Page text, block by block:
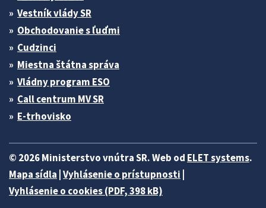
Vestník vlády SR
Obchodovanie s ľuďmi
Cudzinci
Miestna štátna správa
Vládny program ESO
Call centrum MV SR
E-trhovisko
© 2026 Ministerstvo vnútra SR. Web od ELET systems.
Mapa sídla Vyhlásenie o prístupnosti
Vyhlásenie o cookies (PDF, 398 kB)